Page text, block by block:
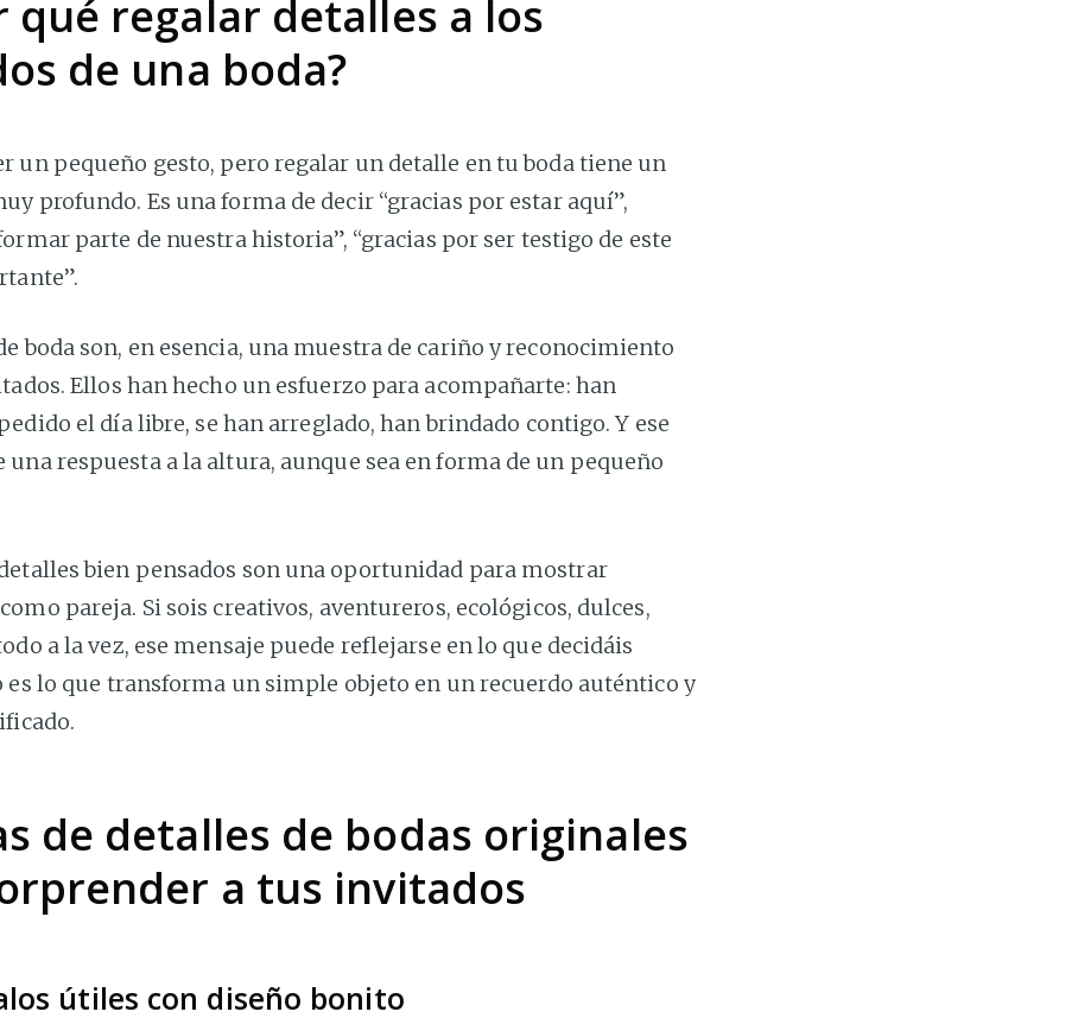
qué regalar detalles a los
de una boda?
un pequeño gesto, pero regalar un detalle en tu boda tiene un
profundo. Es una forma de decir “gracias por estar aquí”,
parte de nuestra historia”, “gracias por ser testigo de este
boda son, en esencia, una muestra de cariño y reconocimiento
Ellos han hecho un esfuerzo para acompañarte: han
el día libre, se han arreglado, han brindado contigo. Y ese
una respuesta a la altura, aunque sea en forma de un pequeño
bien pensados son una oportunidad para mostrar
pareja. Si sois creativos, aventureros, ecológicos, dulces,
a la vez, ese mensaje puede reflejarse en lo que decidáis
es lo que transforma un simple objeto en un recuerdo auténtico y
de detalles de bodas originales
a tus invitados
útiles con diseño bonito